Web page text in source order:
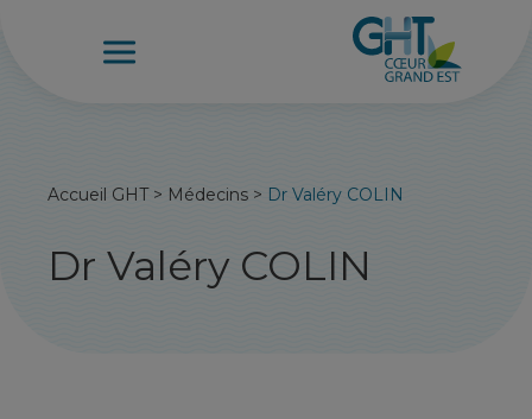
Accueil GHT> Médecins > Dr Valéry COLIN
Dr Valéry COLIN